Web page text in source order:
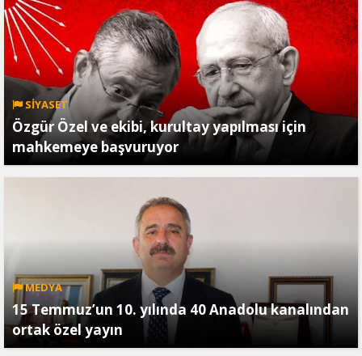
SİYASET
Özgür Özel ve ekibi, kurultay yapılması için
mahkemeye başvuruyor
MEDYA
15 Temmuz’un 10. yılında 40 Anadolu kanalından
ortak özel yayın